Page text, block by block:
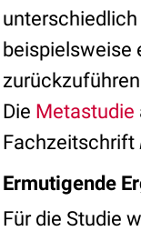
beispielsweise
Die Metastudie
Fachzeitschrift
Ermutigende
Für die Studie